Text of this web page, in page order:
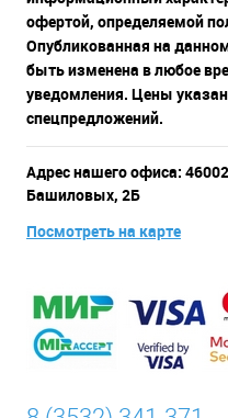
офертой, определяемой
Опубликованная на
быть изменена в любое
уведомления. Цены
спецпредложений.
Адрес нашего офиса:
Башиловых, 2Б
Посмотреть на карте